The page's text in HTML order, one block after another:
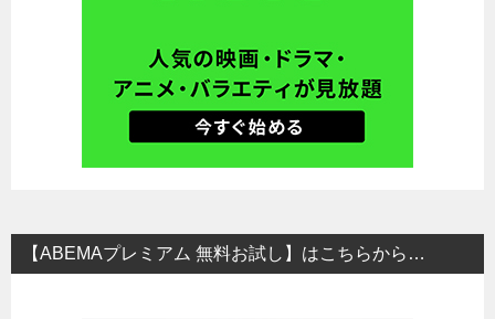
【ABEMAプレミアム 無料お試し】はこちらから…